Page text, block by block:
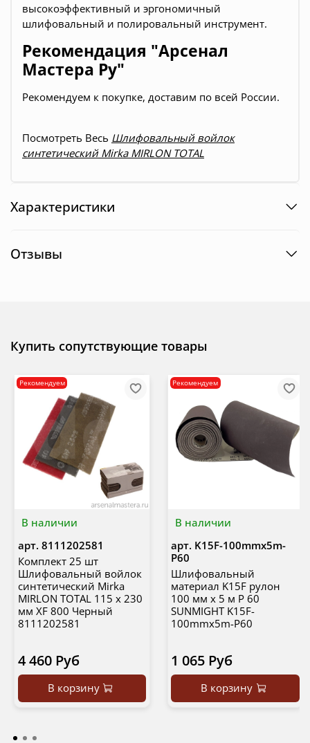
высокоэффективный и эргономичный
шлифовальный и полировальный инструмент.
Рекомендация "Арсенал
Мастера Ру"
Рекомендуем к покупке, доставим по всей России.
Посмотреть Весь Шлифовальный войлок
синтетический Mirka MIRLON TOTAL
Характеристики
Отзывы
Купить сопутствующие товары
В наличии
Рекомендуем
арт. 8111202581
Комплект 25 шт
Шлифовальный войлок
синтетический Mirka
MIRLON TOTAL 115 x 230
мм XF 800 Черный
8111202581
4 460 Руб
В корзину
В наличии
Рекомендуем
арт. K15F-100mmx5m-
P60
Шлифовальный
материал K15F рулон
100 мм х 5 м P 60
SUNMIGHT K15F-
100mmx5m-P60
1 065 Руб
В корзину